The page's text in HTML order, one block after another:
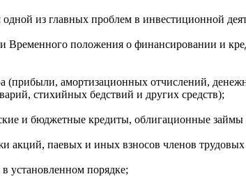
из главных проблем в инвестиционной
положения о финансировании и
(прибыли, амортизационных отчислений,
стихийных бедствий и других средств);
и бюджетные кредиты, облигационные займы
акций, паевых и иных взносов членов
установленном порядке;